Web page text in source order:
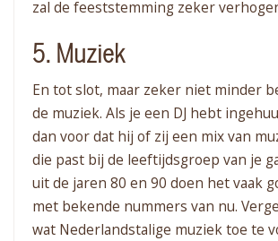
zal de feeststemming zeker
5. Muziek
En tot slot, maar zeker niet minder
de muziek. Als je een DJ hebt
dan voor dat hij of zij een mix van
die past bij de leeftijdsgroep van je
uit de jaren 80 en 90 doen het vaak
met bekende nummers van nu.
wat Nederlandstalige muziek toe te